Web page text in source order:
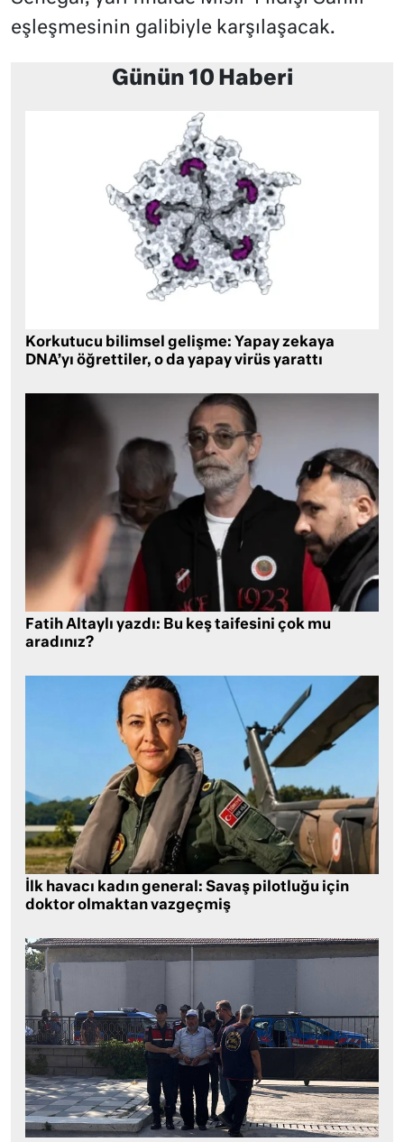
eşleşmesinin galibiyle karşılaşacak.
Günün 10 Haberi
Korkutucu bilimsel gelişme: Yapay zekaya
DNA’yı öğrettiler, o da yapay virüs yarattı
Fatih Altaylı yazdı: Bu keş taifesini çok mu
aradınız?
İlk havacı kadın general: Savaş pilotluğu için
doktor olmaktan vazgeçmiş